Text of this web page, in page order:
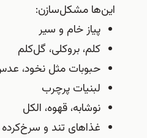
این‌ها مشکل‌سازن:
پیاز خام و سیر
کلم، بروکلی، گل‌کلم
حبوبات مثل نخود، عدس، لوبیا
لبنیات پرچرب
نوشابه، قهوه، الکل
غذاهای تند و سرخ‌کرده